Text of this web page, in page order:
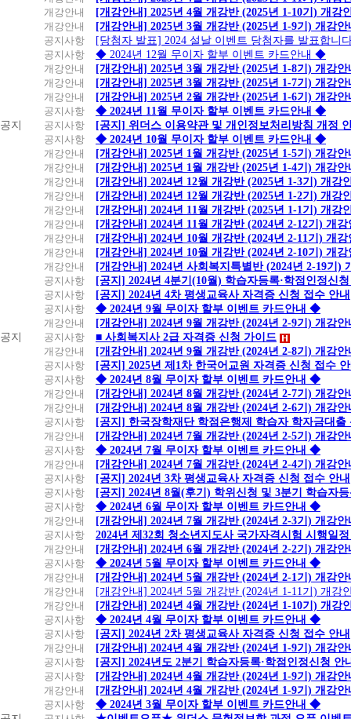
개강안내
[개강안내] 2025년 4월 개강반 (2025년 1-10기) 개강
개강안내
[개강안내] 2025년 3월 개강반 (2025년 1-9기) 개강안
공지사항
[당첨자 발표] 2024 설날 이벤트 당첨자를 발표합니
공지사항
◆ 2024년 12월 무이자 할부 이벤트 카드안내 ◆
개강안내
[개강안내] 2025년 3월 개강반 (2025년 1-8기) 개강안
개강안내
[개강안내] 2025년 3월 개강반 (2025년 1-7기) 개강안
개강안내
[개강안내] 2025년 2월 개강반 (2025년 1-6기) 개강안
공지사항
◆ 2024년 11월 무이자 할부 이벤트 카드안내 ◆
공지
공지사항
[공지] 위더스 이용약관 및 개인정보처리방침 개정
공지사항
◆ 2024년 10월 무이자 할부 이벤트 카드안내 ◆
개강안내
[개강안내] 2025년 1월 개강반 (2025년 1-5기) 개강안
개강안내
[개강안내] 2025년 1월 개강반 (2025년 1-4기) 개강안
개강안내
[개강안내] 2024년 12월 개강반 (2025년 1-3기) 개강
개강안내
[개강안내] 2024년 12월 개강반 (2025년 1-2기) 개강
개강안내
[개강안내] 2024년 11월 개강반 (2025년 1-1기) 개강
개강안내
[개강안내] 2024년 11월 개강반 (2024년 2-12기) 개강
개강안내
[개강안내] 2024년 10월 개강반 (2024년 2-11기) 개강
개강안내
[개강안내] 2024년 10월 개강반 (2024년 2-10기) 개강
개강안내
[개강안내] 2024년 사회복지특별반 (2024년 2-19기)
공지사항
[공지] 2024년 4분기(10월) 학습자등록·학점인정신
공지사항
[공지] 2024년 4차 평생교육사 자격증 신청 접수 안내
공지사항
◆ 2024년 9월 무이자 할부 이벤트 카드안내 ◆
개강안내
[개강안내] 2024년 9월 개강반 (2024년 2-9기) 개강안
공지
공지사항
■ 사회복지사 2급 자격증 신청 가이드
개강안내
[개강안내] 2024년 9월 개강반 (2024년 2-8기) 개강안
공지사항
[공지] 2025년 제1차 한국어교원 자격증 신청 접수
공지사항
◆ 2024년 8월 무이자 할부 이벤트 카드안내 ◆
개강안내
[개강안내] 2024년 8월 개강반 (2024년 2-7기) 개강안
개강안내
[개강안내] 2024년 8월 개강반 (2024년 2-6기) 개강안
공지사항
[공지] 한국장학재단 학점은행제 학습자 학자금대출
개강안내
[개강안내] 2024년 7월 개강반 (2024년 2-5기) 개강안
공지사항
◆ 2024년 7월 무이자 할부 이벤트 카드안내 ◆
개강안내
[개강안내] 2024년 7월 개강반 (2024년 2-4기) 개강안
공지사항
[공지] 2024년 3차 평생교육사 자격증 신청 접수 안내
공지사항
[공지] 2024년 8월(후기) 학위신청 및 3분기 학습자
공지사항
◆ 2024년 6월 무이자 할부 이벤트 카드안내 ◆
개강안내
[개강안내] 2024년 7월 개강반 (2024년 2-3기) 개강안
공지사항
2024년 제32회 청소년지도사 국가자격시험 시행일
개강안내
[개강안내] 2024년 6월 개강반 (2024년 2-2기) 개강안
공지사항
◆ 2024년 5월 무이자 할부 이벤트 카드안내 ◆
개강안내
[개강안내] 2024년 5월 개강반 (2024년 2-1기) 개강안
개강안내
[개강안내] 2024년 5월 개강반 (2024년 1-11기) 개강
개강안내
[개강안내] 2024년 4월 개강반 (2024년 1-10기) 개강
공지사항
◆ 2024년 4월 무이자 할부 이벤트 카드안내 ◆
공지사항
[공지] 2024년 2차 평생교육사 자격증 신청 접수 안내
개강안내
[개강안내] 2024년 4월 개강반 (2024년 1-9기) 개강안
공지사항
[공지] 2024년도 2분기 학습자등록·학점인정신청 안
공지사항
[개강안내] 2024년 4월 개강반 (2024년 1-9기) 개강안
개강안내
[개강안내] 2024년 4월 개강반 (2024년 1-9기) 개강안
공지사항
◆ 2024년 3월 무이자 할부 이벤트 카드안내 ◆